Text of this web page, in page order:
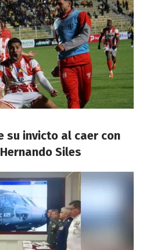
su invicto al caer con
Siles